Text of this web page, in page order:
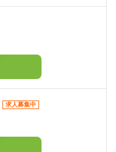
求人募集中